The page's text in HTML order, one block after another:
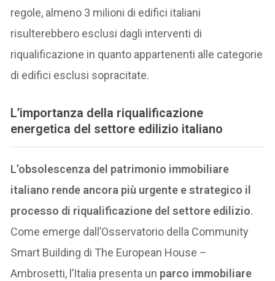
regole, almeno 3 milioni di edifici italiani
risulterebbero esclusi dagli interventi di
riqualificazione in quanto appartenenti alle categorie
di edifici esclusi sopracitate.
L’importanza della riqualificazione
energetica del settore edilizio italiano
L’obsolescenza del patrimonio immobiliare
italiano rende ancora più urgente e strategico il
processo di riqualificazione del settore edilizio.
Come emerge dall’Osservatorio della Community
Smart Building di The European House –
Ambrosetti, l’Italia presenta un parco immobiliare